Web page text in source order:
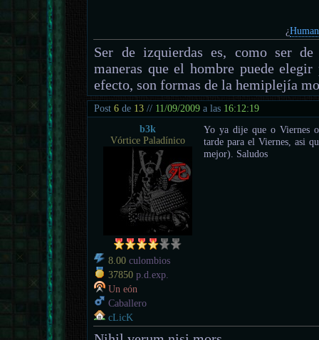
¿
Ser de izquierdas es, como ser
maneras que el hombre puede
efecto, son formas de la hemiplejía
Post6 de 13 // 11/09/2009 a las 16:12:19
b3k
Vórtice Paladínico
8.00 culombios
37850 p.d.exp.
Un eón
Caballero
cLicK
Yo ya dije que o Viernes
tarde para el Viernes, asi
mejor). Saludos